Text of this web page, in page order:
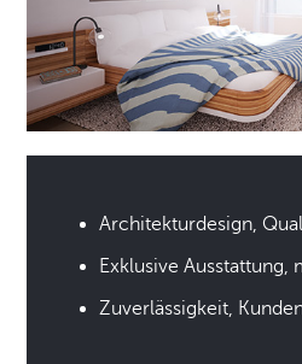
Architekturdesign,
Exklusive
Zuverlässigkeit,